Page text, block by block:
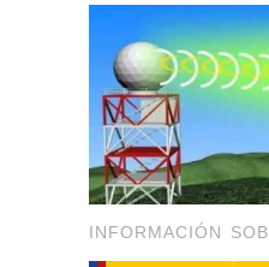
INFORMACIÓN